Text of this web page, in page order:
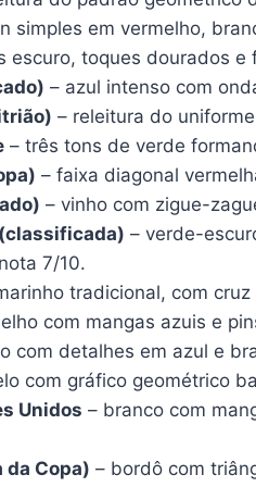
simples em vermelho,
escuro, toques dourados
– azul intenso com
– releitura do
– três tons de verde
– faixa diagonal
– vinho com zigue-
– verde-
7/10.
tradicional, com
com mangas azuis e
com detalhes em azul e
com gráfico geométrico
Unidos – branco com
da Copa) – bordô com